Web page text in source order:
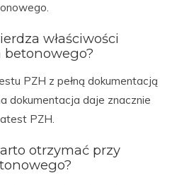
właściwości
PZH z pełną dokumentacją
dokumentacja daje znacznie
PZH.
otrzymać przy